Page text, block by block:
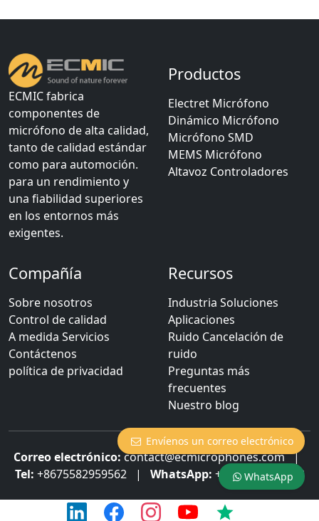
Envíenos un correo electrónico
WhatsApp
ECMIC fabrica
componentes de
micrófono de alta calidad,
tanto de calidad estándar
como para automoción.
para un rendimiento y
una fiabilidad superiores
en los entornos más
exigentes.
Productos
Electret Micrófono
Dinámico Micrófono
Micrófono SMD
MEMS Micrófono
Altavoz Controladores
Compañía
Sobre nosotros
Control de calidad
A medida Servicios
Contáctenos
política de privacidad
Recursos
Industria Soluciones
Aplicaciones
Ruido Cancelación de
ruido
Preguntas más
frecuentes
Nuestro blog
Correo electrónico: contact@ecmicrophones.com|
Tel: +8675582959562| WhatsApp: +8613922873003